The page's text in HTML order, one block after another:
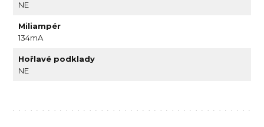
NE
Miliampér
134mA
Hořlavé podklady
NE